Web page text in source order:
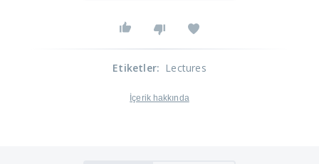
Etiketler: Lectures
İçerik hakkında